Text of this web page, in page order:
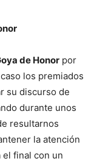
de Honor por
los premiados
su discurso de
durante unos
resultarnos
la atención
final con un